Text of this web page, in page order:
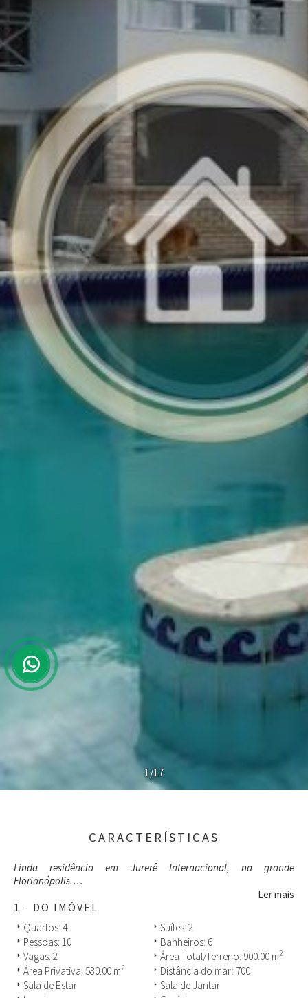
1/17
CARACTERÍSTICAS
Linda residência em Jurerê Internacional, na grande
Florianópolis.
A casa possui 4 dormitórios , 2 suítes, todos climatizados, 2
garagens, sala de estar, piscina, jardim, internet wifi, despensa,
churrasqueira, TV a cabo, dependência de empregada, secadora e
máquina de lavar.
Totalmente mobiliada e com total infraestrutura de lazer e
segurança. Permitido animais e é perfeita para famílias e
Ler mais
1 - DO IMÓVEL
arrow_right Quartos: 4 arrow_right Suítes: 2
arrow_right Pessoas: 10 arrow_right Banheiros: 6
arrow_right Vagas: 2 arrow_right Área Total/Terreno: 900.00 m2
arrow_right Área Privativa: 580.00 m2 arrow_right Distância do mar: 700
arrow_right Sala de Estar arrow_right Sala de Jantar